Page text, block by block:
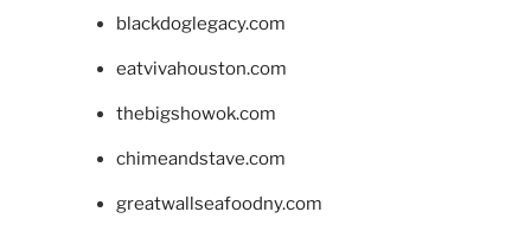
blackdoglegacy.com
eatvivahouston.com
thebigshowok.com
chimeandstave.com
greatwallseafoodny.com